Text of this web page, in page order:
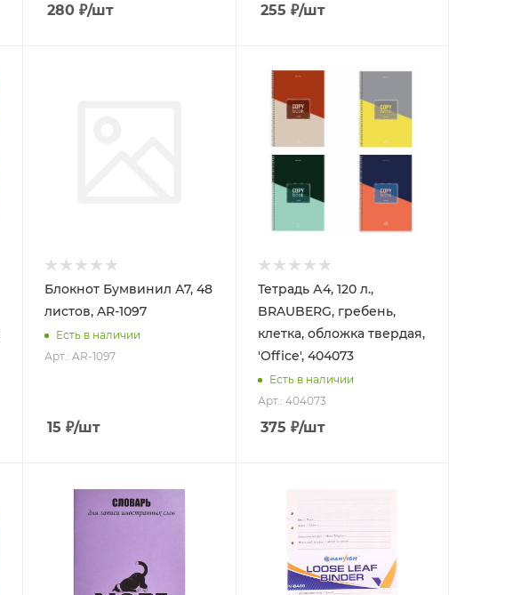
280 ₽/шт 255 ₽/шт
Блокнот Бумвинил А7, 48
листов, AR-1097
Есть в наличии
Арт.: AR-1097
15 ₽/шт
Тетрадь А4, 120 л.,
BRAUBERG, гребень,
клетка, обложка твердая,
'Office', 404073
Есть в наличии
Арт.: 404073
375 ₽/шт